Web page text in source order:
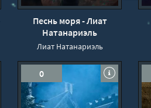
Песнь моря - Лиат
Натанариэль
Лиат Натанариэль
0